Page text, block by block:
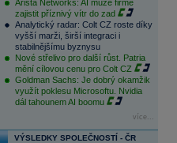
Arista Networks: AI může firmě
zajistit příznivý vítr do zad
Analytický radar: Colt CZ roste díky
vyšší marži, širší integraci i
stabilnějšímu byznysu
Nové střelivo pro další růst. Patria
mění cílovou cenu pro Colt CZ
Goldman Sachs: Je dobrý okamžik
využít poklesu Microsoftu. Nvidia
dál tahounem AI boomu
více...
VÝSLEDKY SPOLEČNOSTÍ - ČR